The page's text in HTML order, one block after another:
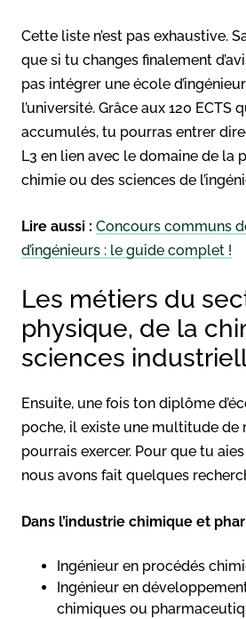
Cette liste n’est pas exhaustive.
que si tu changes finalement
pas intégrer une école
l’université. Grâce aux 120 ECTS
accumulés, tu pourras entrer
L3 en lien avec le domaine de la
chimie ou des sciences de
Lire aussi : Concours communs
d’ingénieurs : le guide complet !
Les métiers du
physique, de la
sciences
Ensuite, une fois ton diplôme
poche, il existe une multitude de
pourrais exercer. Pour que tu
nous avons fait quelques
Dans l’industrie chimique et
Ingénieur en procédés
Ingénieur en
chimiques ou